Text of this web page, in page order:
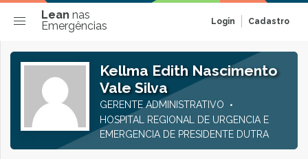
Lean nas
Emergências
Login Cadastro
Kellma Edith Nascimento
Vale Silva
GERENTE ADMINISTRATIVO
HOSPITAL REGIONAL DE URGENCIA E
EMERGENCIA DE PRESIDENTE DUTRA